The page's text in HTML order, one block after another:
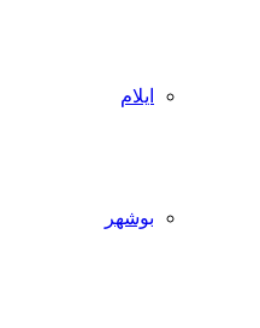
ایلام
بوشهر